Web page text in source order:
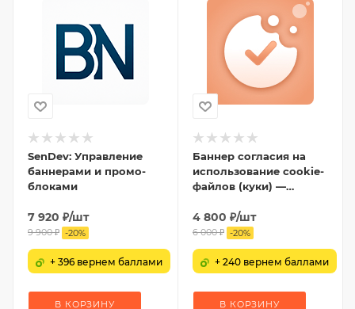
SenDev: Управление
баннерами и промо-
блоками
7 920 ₽/шт
9 900₽ -20%
+ 396 вернем баллами
В КОРЗИНУ
Баннер согласия на
использование cookie-
файлов (куки) —
ФЗ-152
4 800 ₽/шт
6 000₽ -20%
+ 240 вернем баллами
В КОРЗИНУ